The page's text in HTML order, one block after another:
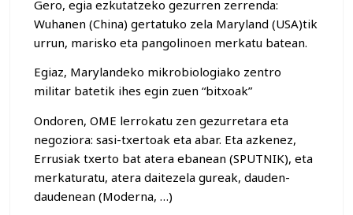
Gero, egia ezkutatzeko gezurren zerrenda:
Wuhanen (China) gertatuko zela Maryland (USA)tik
urrun, marisko eta pangolinoen merkatu batean.
Egiaz, Marylandeko mikrobiologiako zentro
militar batetik ihes egin zuen “bitxoak”
Ondoren, OME lerrokatu zen gezurretara eta
negoziora: sasi-txertoak eta abar. Eta azkenez,
Errusiak txerto bat atera ebanean (SPUTNIK), eta
merkaturatu, atera daitezela gureak, dauden-
daudenean (Moderna, …)